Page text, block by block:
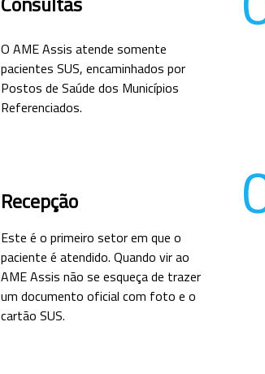
O AME Assis atende somente
pacientes SUS, encaminhados por
Postos de Saúde dos Municípios
Referenciados.
Recepção
Este é o primeiro setor em que o
paciente é atendido. Quando vir ao
AME Assis não se esqueça de trazer
um documento oficial com foto e o
cartão SUS.